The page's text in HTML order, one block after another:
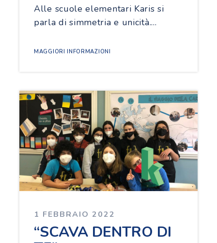
Alle scuole elementari Karis si
parla di simmetria e unicità.…
MAGGIORI INFORMAZIONI
1 FEBBRAIO 2022
“SCAVA DENTRO DI